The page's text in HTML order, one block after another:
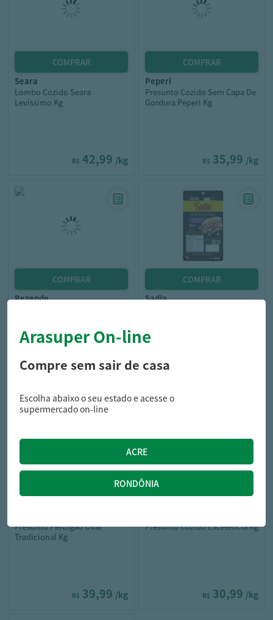
seara
Lombo Cozido Seara
Levíssimo Kg
R$ 42,99 /kg
peperi
Presunto Cozido Sem Capa De
Gordura Peperi Kg
R$ 35,99 /kg
rezende
sadia
Presunto Perdigão Oval
Tradicional Kg
R$ 39,99 /kg
Presunto Cozido Excelência Kg
R$ 30,99 /kg
Arasuper On-line
Compre sem sair de casa
Escolha abaixo o seu estado e acesse o
supermercado on-line